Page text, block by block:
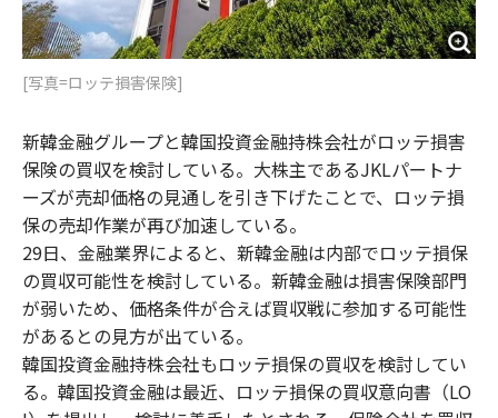
[写真=ロッテ損害保険]
新韓金融グループと韓国投資金融持株会社がロッテ損害
保険の買収を検討している。大株主であるJKLパートナ
ーズが売却価格の見通しを引き下げたことで、ロッテ損
保の売却作業が再び加速している。
29日、金融業界によると、新韓金融は内部でロッテ損保
の買収可能性を検討している。新韓金融は損害保険部門
が弱いため、価格条件が合えば買収戦に参加する可能性
があるとの見方が出ている。
韓国投資金融持株会社もロッテ損保の買収を検討してい
る。韓国投資金融は最近、ロッテ損保の買収意向書（LO